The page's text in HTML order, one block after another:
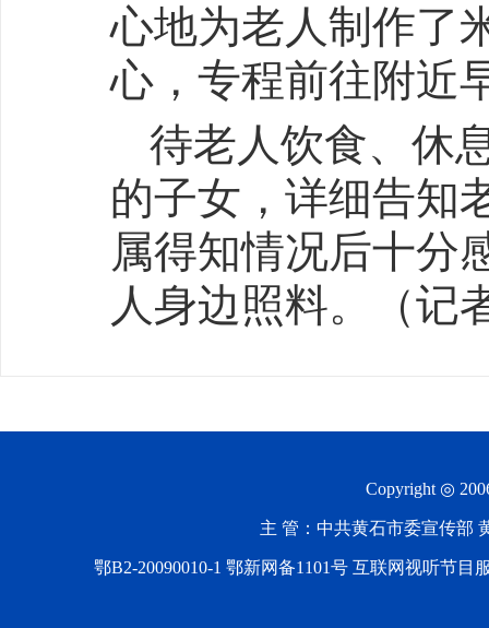
心地为老人制作了
心，专程前往附近
待老人饮食、休
的子女，详细告知
属得知情况后十分
人身边照料。（
Copyright ◎
主 管：中共黄石市委宣传部
鄂B2-20090010-1 鄂新网备1101号 互联网视听节目